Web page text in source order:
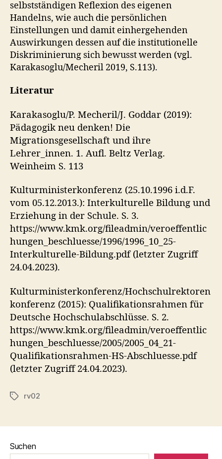
selbstständigen Reflexion des eigenen
Handelns, wie auch die persönlichen
Einstellungen und damit einhergehenden
Auswirkungen dessen auf die institutionelle
Diskriminierung sich bewusst werden (vgl.
Karakasoglu/Mecheril 2019, S.113).
Literatur
Karakasoglu/P. Mecheril/J. Goddar (2019):
Pädagogik neu denken! Die
Migrationsgesellschaft und ihre
Lehrer_innen. 1. Aufl. Beltz Verlag.
Weinheim S. 113
Kulturministerkonferenz (25.10.1996 i.d.F.
vom 05.12.2013.): Interkulturelle Bildung und
Erziehung in der Schule. S. 3.
https://www.kmk.org/fileadmin/veroeffentlic
hungen_beschluesse/1996/1996_10_25-
Interkulturelle-Bildung.pdf (letzter Zugriff
24.04.2023).
Kulturministerkonferenz/Hochschulrektoren
konferenz (2015): Qualifikationsrahmen für
Deutsche Hochschulabschlüsse. S. 2.
https://www.kmk.org/fileadmin/veroeffentlic
hungen_beschluesse/2005/2005_04_21-
Qualifikationsrahmen-HS-Abschluesse.pdf
(letzter Zugriff 24.04.2023).
Schlagwörter
rv02
Suchen